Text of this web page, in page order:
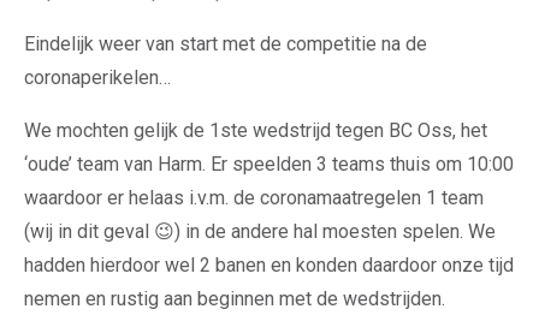
Eindelijk weer van start met de competitie na de
coronaperikelen…
We mochten gelijk de 1ste wedstrijd tegen BC Oss, het
‘oude’ team van Harm. Er speelden 3 teams thuis om 10:00
waardoor er helaas i.v.m. de coronamaatregelen 1 team
(wij in dit geval 😉) in de andere hal moesten spelen. We
hadden hierdoor wel 2 banen en konden daardoor onze tijd
nemen en rustig aan beginnen met de wedstrijden.